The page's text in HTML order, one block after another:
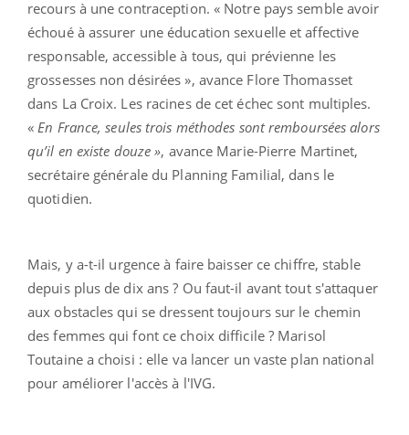
recours à une contraception. « Notre pays semble avoir
échoué à assurer une éducation sexuelle et affective
responsable, accessible à tous, qui prévienne les
grossesses non désirées », avance Flore Thomasset
dans La Croix. Les racines de cet échec sont multiples.
« En France, seules trois méthodes sont remboursées alors
qu’il en existe douze », avance Marie-Pierre Martinet,
secrétaire générale du Planning Familial, dans le
quotidien.
Mais, y a-t-il urgence à faire baisser ce chiffre, stable
depuis plus de dix ans ? Ou faut-il avant tout s'attaquer
aux obstacles qui se dressent toujours sur le chemin
des femmes qui font ce choix difficile ? Marisol
Toutaine a choisi : elle va lancer un vaste plan national
pour améliorer l'accès à l'IVG.